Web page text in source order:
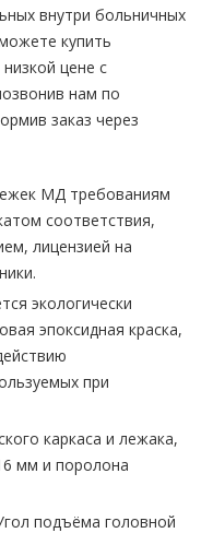
внутри больничных
купить
цене с
нам по
заказ через
МД требованиям
соответствия,
лицензией на
экологически
эпоксидная краска,
при
каркаса и лежака,
мм и поролона
подъёма головной